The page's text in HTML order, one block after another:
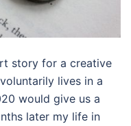
story for a creative
lives in a
would give us a
later my life in